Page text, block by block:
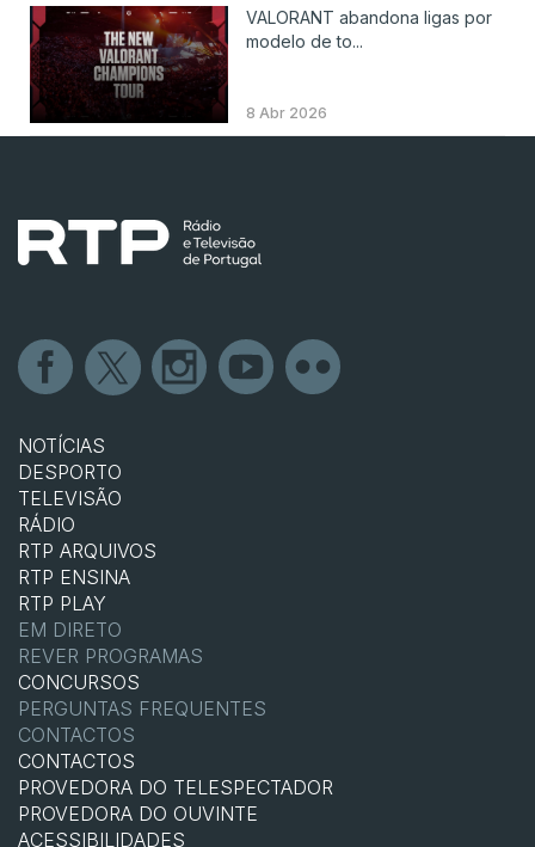
VALORANT abandona ligas por
modelo de to...
8 Abr 2026
NOTÍCIAS
DESPORTO
TELEVISÃO
RÁDIO
RTP ARQUIVOS
RTP ENSINA
RTP PLAY
EM DIRETO
REVER PROGRAMAS
CONCURSOS
PERGUNTAS FREQUENTES
CONTACTOS
CONTACTOS
PROVEDORA DO TELESPECTADOR
PROVEDORA DO OUVINTE
ACESSIBILIDADES